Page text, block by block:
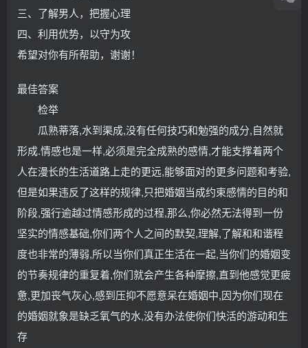
三、了解男人，把握心理
四、利用优势，以守为攻
希望对你有所帮助，谢谢！
最佳答案
检举
瓜熟蒂落,水到渠成,没有任何技巧和勉强的成分,自然就
形成.情感也是一样,必须是完全成熟的感情,才能支撑着两个
人在漫长的生活道路上走的更远,能够面对的更多问题和考验,
但是如果违反了这样的规律,只把婚姻当成约束感情的目的和
阶段,强行逾越过情感形成的过程,那么,你必然无法得到一份
坚实的情感基础,你们两个人之间的默契,理解,了解和和谐程
度也非常的薄弱,所以当你们真正生活在一起,当你们的婚姻变
的节奏规律的重复着,你们就会产生各种摩擦,直到他感觉更疲
惫,更加丧气灰心,感到压抑不愿意呆在婚姻中,因为你们现在
的婚姻就象是缺乏氧气的水,没有办法使你们快活的游动和生
存